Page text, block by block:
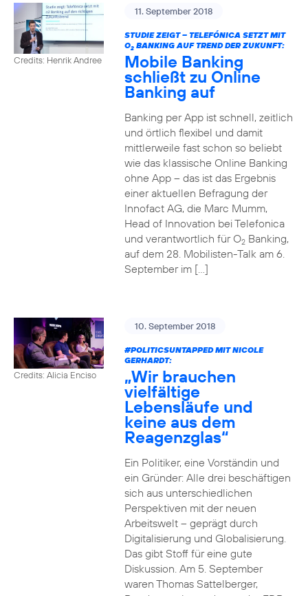
Credits: Henrik Andree
11. September 2018
STUDIE ZEIGT – TELEFÓNICA SETZT MIT
O2BANKING AUF TREND DER ZUKUNFT:
Mobile Banking
schließt zu Online
Banking auf
Banking per App ist schnell, zeitlich
und örtlich flexibel und damit
mittlerweile fast schon so beliebt
wie das klassische Online Banking
ohne App – das ist das Ergebnis
einer aktuellen Befragung der
Innofact AG, die Marc Mumm,
Head of Innovation bei Telefonica
und verantwortlich für O2Banking,
auf dem 28. Mobilisten-Talk am 6.
September im […]
Credits: Alicia Enciso
10. September 2018
#POLITICSUNTAPPEDMIT NICOLE
GERHARDT:
„Wir brauchen
vielfältige
Lebensläufe und
keine aus dem
Reagenzglas“
Ein Politiker, eine Vorständin und
ein Gründer: Alle drei beschäftigen
sich aus unterschiedlichen
Perspektiven mit der neuen
Arbeitswelt – geprägt durch
Digitalisierung und Globalisierung.
Das gibt Stoff für eine gute
Diskussion. Am 5. September
waren Thomas Sattelberger,